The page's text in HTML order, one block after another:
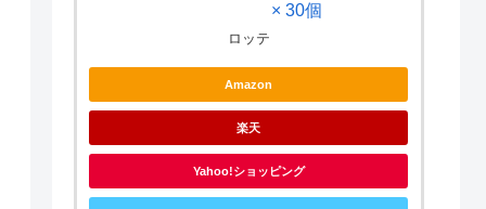
× 30個
ロッテ
Amazon
楽天
Yahoo!ショッピング